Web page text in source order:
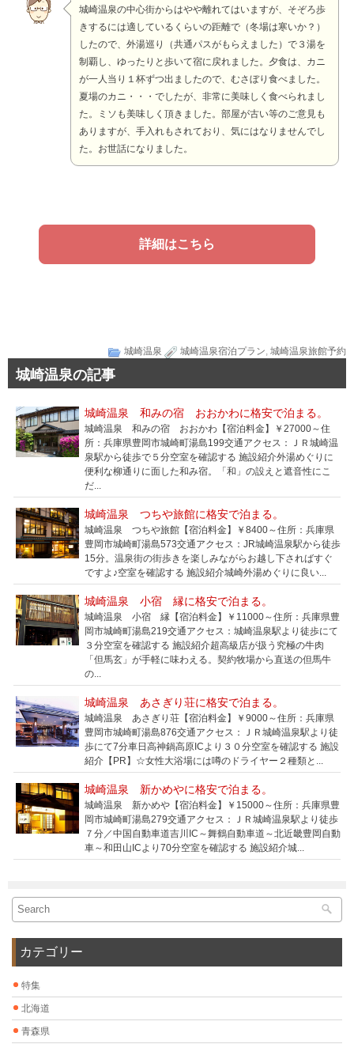
城崎温泉の中心街からはやや離れてはいますが、そぞろ歩
きするには適しているくらいの距離で（冬場は寒いか？）
したので、外湯巡り（共通パスがもらえました）で３湯を
制覇し、ゆったりと歩いて宿に戻れました。夕食は、カニ
が一人当り１杯ずつ出ましたので、むさぼり食べました。
夏場のカニ・・・でしたが、非常に美味しく食べられまし
た。ミソも美味しく頂きました。部屋が古い等のご意見も
ありますが、手入れもされており、気にはなりませんでし
た。お世話になりました。
詳細はこちら
城崎温泉 城崎温泉宿泊プラン, 城崎温泉旅館予約
城崎温泉の記事
城崎温泉 和みの宿 おおかわに格安で泊まる。
城崎温泉 和みの宿 おおかわ【宿泊料金】￥27000～住
所：兵庫県豊岡市城崎町湯島199交通アクセス：ＪＲ城崎温
泉駅から徒歩で５分空室を確認する 施設紹介外湯めぐりに
便利な柳通りに面した和み宿。「和」の設えと遮音性にこ
だ...
城崎温泉 つちや旅館に格安で泊まる。
城崎温泉 つちや旅館【宿泊料金】￥8400～住所：兵庫県
豊岡市城崎町湯島573交通アクセス：JR城崎温泉駅から徒歩
15分。温泉街の街歩きを楽しみながらお越し下さればすぐ
ですよ♪空室を確認する 施設紹介城崎外湯めぐりに良い...
城崎温泉 小宿 縁に格安で泊まる。
城崎温泉 小宿 縁【宿泊料金】￥11000～住所：兵庫県豊
岡市城崎町湯島219交通アクセス：城崎温泉駅より徒歩にて
３分空室を確認する 施設紹介超高級店が扱う究極の牛肉
「但馬玄」が手軽に味わえる。契約牧場から直送の但馬牛
の...
城崎温泉 あさぎり荘に格安で泊まる。
城崎温泉 あさぎり荘【宿泊料金】￥9000～住所：兵庫県
豊岡市城崎町湯島876交通アクセス：ＪＲ城崎温泉駅より徒
歩にて7分車日高神鍋高原ICより３０分空室を確認する 施設
紹介【PR】☆女性大浴場には噂のドライヤー２種類と...
城崎温泉 新かめやに格安で泊まる。
城崎温泉 新かめや【宿泊料金】￥15000～住所：兵庫県豊
岡市城崎町湯島279交通アクセス：ＪＲ城崎温泉駅より徒歩
７分／中国自動車道吉川IC～舞鶴自動車道～北近畿豊岡自動
車～和田山ICより70分空室を確認する 施設紹介城...
カテゴリー
特集
北海道
青森県